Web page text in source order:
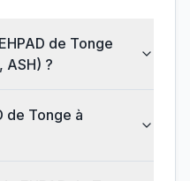
de Tonge
ASH) ?
de Tonge à